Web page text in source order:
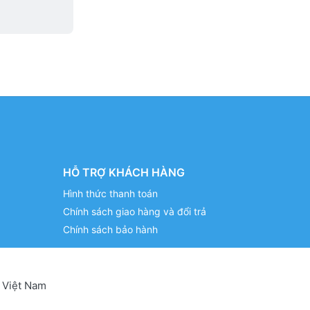
HỖ TRỢ KHÁCH HÀNG
Hình thức thanh toán
Chính sách giao hàng và đổi trả
Chính sách bảo hành
Nam